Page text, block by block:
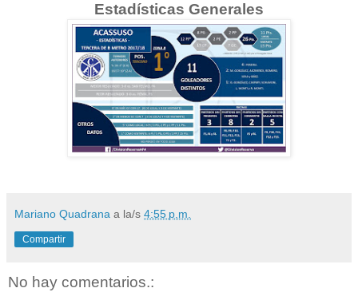
Estadísticas Generales
Mariano Quadrana a la/s 4:55 p.m.
Compartir
No hay comentarios.: